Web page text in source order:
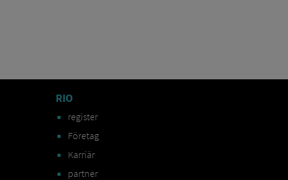
RIO
register
Företag
Karriär
partner